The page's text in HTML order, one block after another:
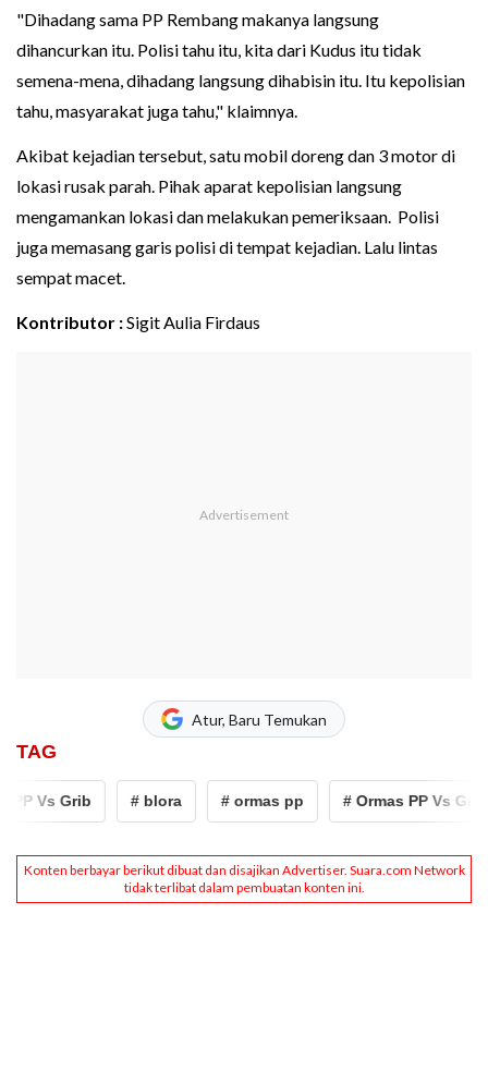
"Dihadang sama PP Rembang makanya langsung
dihancurkan itu. Polisi tahu itu, kita dari Kudus itu tidak
semena-mena, dihadang langsung dihabisin itu. Itu kepolisian
tahu, masyarakat juga tahu," klaimnya.
Akibat kejadian tersebut, satu mobil doreng dan 3 motor di
lokasi rusak parah. Pihak aparat kepolisian langsung
mengamankan lokasi dan melakukan pemeriksaan. Polisi
juga memasang garis polisi di tempat kejadian. Lalu lintas
sempat macet.
Kontributor :Sigit Aulia Firdaus
Atur, Baru Temukan
TAG
Vs Grib # blora # ormas pp # Ormas PP Vs Grib